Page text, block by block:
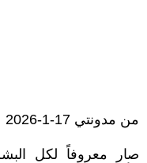
من مدونتي 17-1-2026
صار معروفاً لكل